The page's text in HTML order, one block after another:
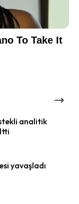
analitik
yavaşladı